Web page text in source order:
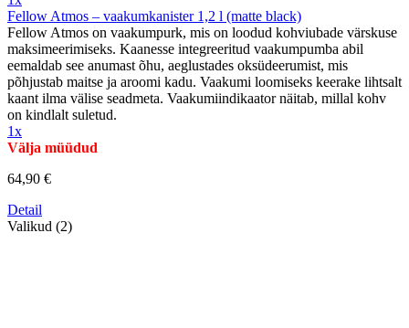
Fellow Atmos – vaakumkanister 1,2 l (matte black)
Fellow Atmos on vaakumpurk, mis on loodud kohviubade värskuse
maksimeerimiseks. Kaanesse integreeritud vaakumpumba abil
eemaldab see anumast õhu, aeglustades oksüdeerumist, mis
põhjustab maitse ja aroomi kadu. Vaakumi loomiseks keerake lihtsalt
kaant ilma välise seadmeta. Vaakumiindikaator näitab, millal kohv
on kindlalt suletud.
1x
Välja müüdud
64,90 €
Detail
Valikud (2)